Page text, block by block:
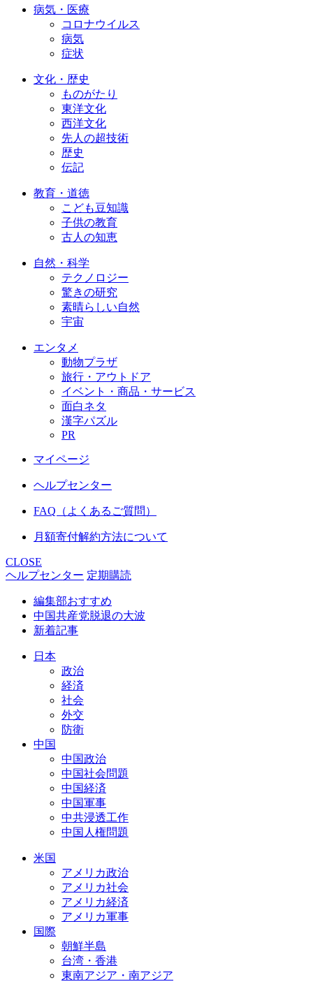
病気・医療
コロナウイルス
病気
症状
文化・歴史
ものがたり
東洋文化
西洋文化
先人の超技術
歴史
伝記
教育・道徳
こども豆知識
子供の教育
古人の知恵
自然・科学
テクノロジー
驚きの研究
素晴らしい自然
宇宙
エンタメ
動物プラザ
旅行・アウトドア
イベント・商品・サービス
面白ネタ
漢字パズル
PR
マイページ
ヘルプセンター
FAQ（よくあるご質問）
月額寄付解約方法について
CLOSE
ヘルプセンター 定期購読
編集部おすすめ
中国共産党脱退の大波
新着記事
日本
政治
経済
社会
外交
防衛
中国
中国政治
中国社会問題
中国経済
中国軍事
中共浸透工作
中国人権問題
米国
アメリカ政治
アメリカ社会
アメリカ経済
アメリカ軍事
国際
朝鮮半島
台湾・香港
東南アジア・南アジア